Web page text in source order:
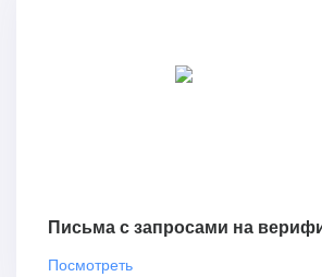
Письма с запросами на
Посмотреть